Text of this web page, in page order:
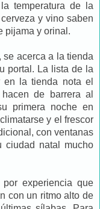
temperatura de la
y vino saben
pijama y orinal.
se acerca a la tienda
portal. La lista de la
en la tienda nota el
de barrera al
primera noche en
y el frescor
con ventanas
ciudad natal mucho
experiencia que
con un ritmo alto de